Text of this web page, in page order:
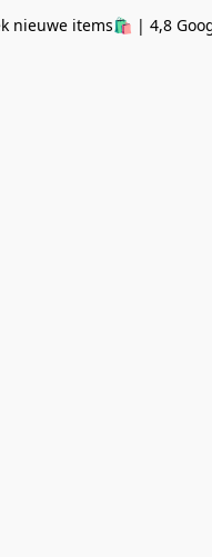
nieuwe items🛍 | 4,8